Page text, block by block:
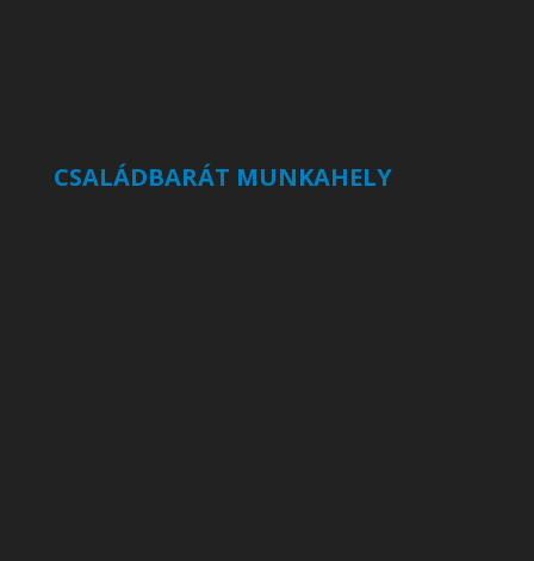
CSALÁDBARÁT MUNKAHELY